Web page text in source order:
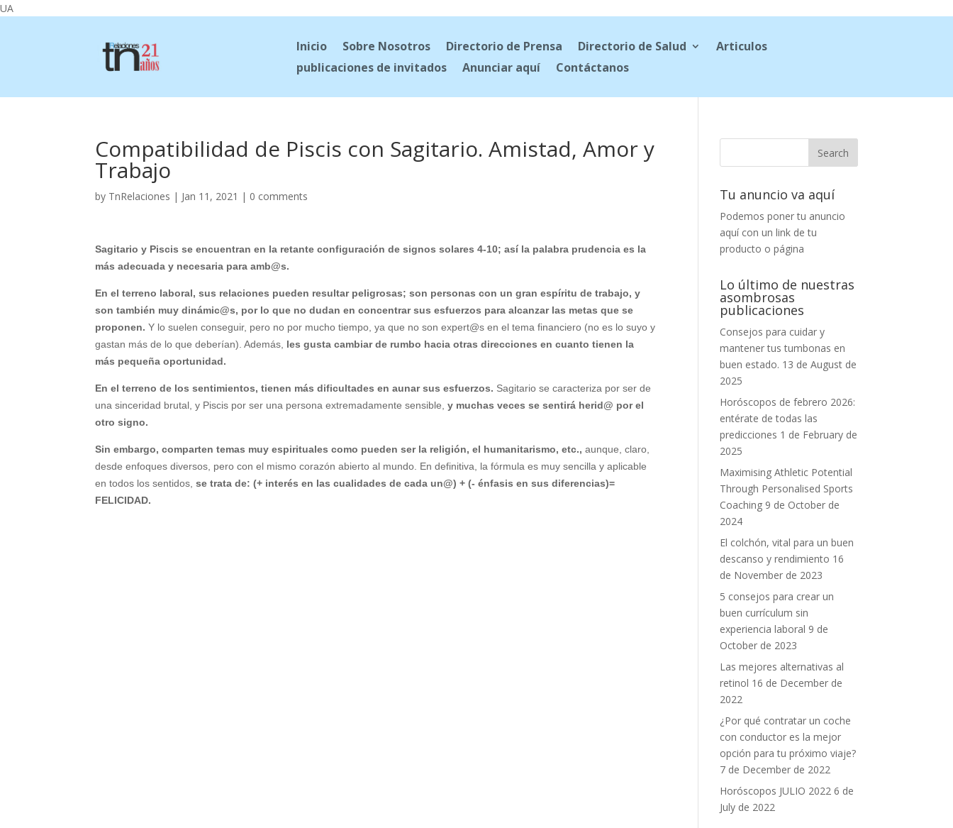
UA
Inicio Sobre Nosotros Directorio de Prensa Directorio de Salud
Articulos
publicaciones de invitados
Anunciar aquí Contáctanos
Compatibilidad de Piscis con Sagitario. Amistad, Amor y
Trabajo
by TnRelaciones | Jan 11, 2021 | 0 comments
Sagitario y Piscis se encuentran en la retante configuración de signos solares 4-10; así la palabra prudencia es la
más adecuada y necesaria para amb@s.
En el terreno laboral, sus relaciones pueden resultar peligrosas; son personas con un gran espíritu de trabajo, y
son también muy dinámic@s, por lo que no dudan en concentrar sus esfuerzos para alcanzar las metas que se
proponen. Y lo suelen conseguir, pero no por mucho tiempo, ya que no son expert@s en el tema financiero (no es lo suyo y
gastan más de lo que deberían). Además, les gusta cambiar de rumbo hacia otras direcciones en cuanto tienen la
más pequeña oportunidad.
En el terreno de los sentimientos, tienen más dificultades en aunar sus esfuerzos. Sagitario se caracteriza por ser de
una sinceridad brutal, y Piscis por ser una persona extremadamente sensible,y muchas veces se sentirá herid@ por el
otro signo.
Sin embargo, comparten temas muy espirituales como pueden ser la religión, el humanitarismo, etc.,aunque, claro,
desde enfoques diversos, pero con el mismo corazón abierto al mundo. En definitiva, la fórmula es muy sencilla y aplicable
en todos los sentidos,se trata de: (+ interés en las cualidades de cada un@) + (- énfasis en sus diferencias)=
FELICIDAD.
Tu anuncio va aquí
Podemos poner tu anuncio
aquí con un link de tu
producto o página
Lo último de nuestras
asombrosas
publicaciones
Consejos para cuidar y
mantener tus tumbonas en
buen estado. 13 de August de
2025
Horóscopos de febrero 2026:
entérate de todas las
predicciones 1 de February de
2025
Maximising Athletic Potential
Through Personalised Sports
Coaching 9 de October de
2024
El colchón, vital para un buen
descanso y rendimiento 16
de November de 2023
5 consejos para crear un
buen currículum sin
experiencia laboral 9 de
October de 2023
Las mejores alternativas al
retinol 16 de December de
2022
¿Por qué contratar un coche
con conductor es la mejor
opción para tu próximo viaje?
7 de December de 2022
Horóscopos JULIO 2022 6 de
July de 2022